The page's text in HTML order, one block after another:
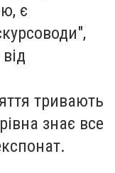
є
тривають
знає все